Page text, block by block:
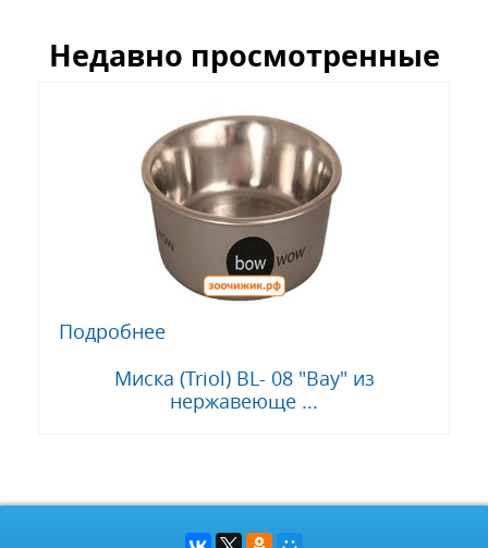
Недавно просмотренные
Подробнее
Миска (Triol) BL- 08 "Вау" из
нержавеюще ...